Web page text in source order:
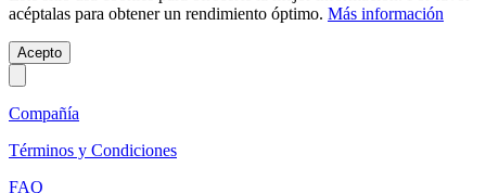
acéptalas para obtener un rendimiento óptimo. Más información
Acepto
Compañía
Términos y Condiciones
FAQ